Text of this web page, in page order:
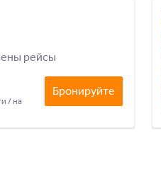
рейсы
/ на
Бронируйте